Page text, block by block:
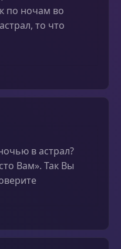
по ночам во
то что
в астрал?
Вам». Так Вы